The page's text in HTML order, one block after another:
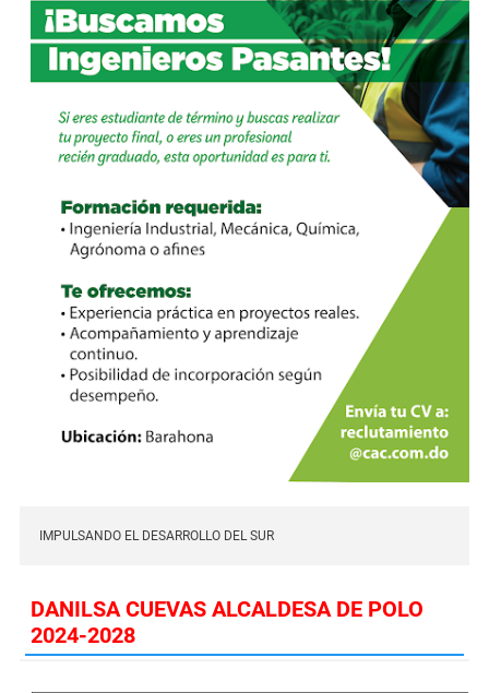
IMPULSANDO EL DESARROLLO DEL SUR
DANILSA CUEVAS ALCALDESA DE POLO
2024-2028